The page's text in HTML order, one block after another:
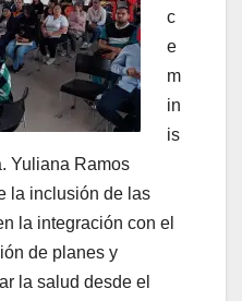
c
e
m
in
is
Yuliana Ramos
la inclusión de las
la integración con el
de planes y
la salud desde el